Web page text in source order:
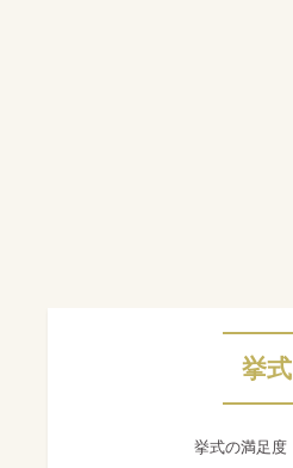
挙式
挙式の満足度